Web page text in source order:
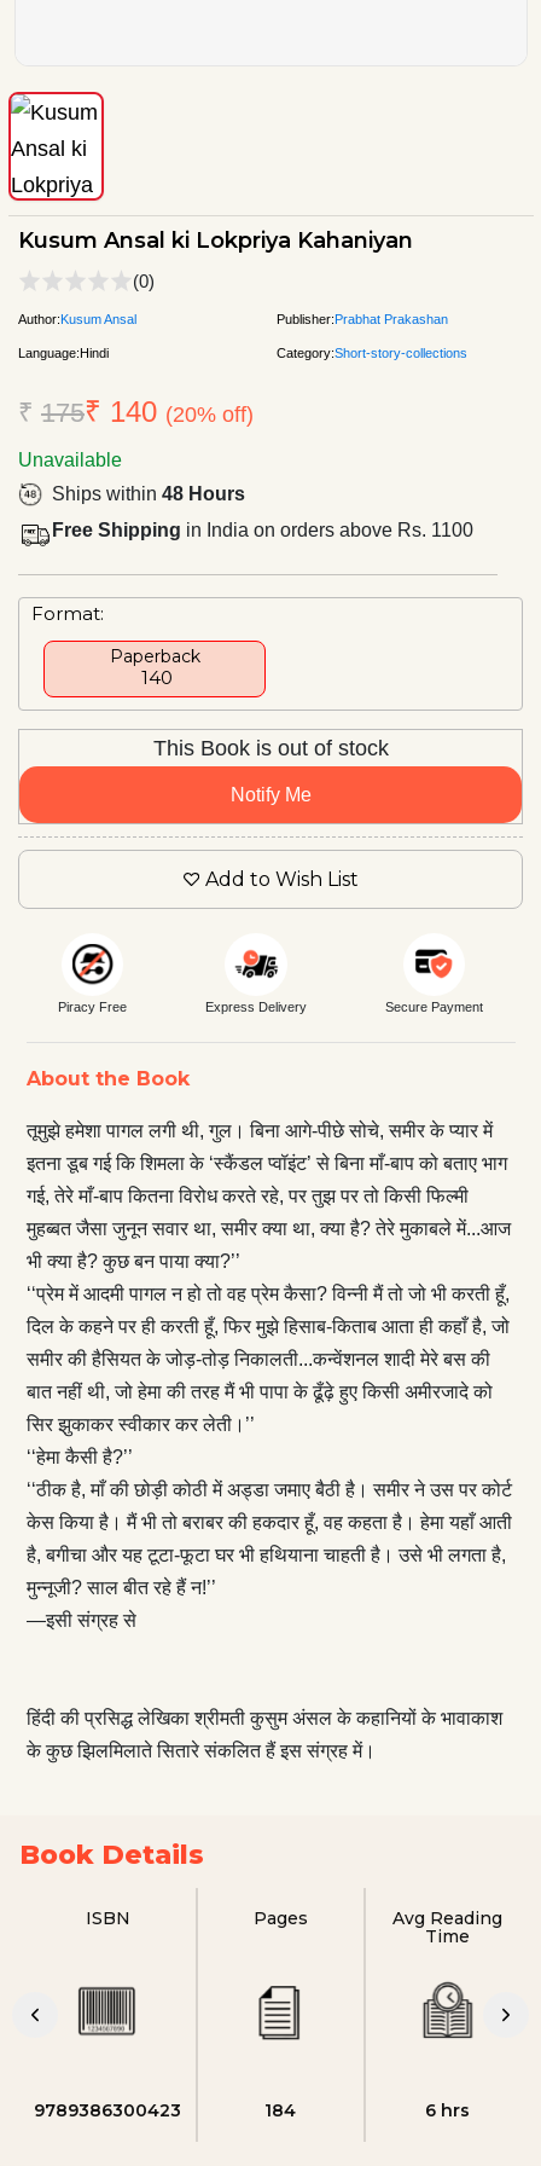
Kusum Ansal ki Lokpriya Kahaniyan
(0)
Author:Kusum Ansal Publisher:Prabhat Prakashan
Language:Hindi Category:Short-story-collections
₹ 175₹ 140 (20% off)
Unavailable
Ships within 48 Hours
Free Shipping in India on orders above Rs. 1100
Format:
Paperback
₹ 140
This Book is out of stock
Notify Me
Add to Wish List
Piracy Free Express Delivery Secure Payment
About the Book
तूमुझे हमेशा पागल लगी थी, गुल। बिना आगे-पीछे सोचे, समीर के प्यार में
इतना डूब गई कि शिमला के ‘स्कैंडल प्वॉइंट’ से बिना माँ-बाप को बताए भाग
गई, तेरे माँ-बाप कितना विरोध करते रहे, पर तुझ पर तो किसी फिल्मी
मुहब्बत जैसा जुनून सवार था, समीर क्या था, क्या है? तेरे मुकाबले में...आज
भी क्या है? कुछ बन पाया क्या?’’
‘‘प्रेम में आदमी पागल न हो तो वह प्रेम कैसा? विन्नी मैं तो जो भी करती हूँ,
दिल के कहने पर ही करती हूँ, फिर मुझे हिसाब-किताब आता ही कहाँ है, जो
समीर की हैसियत के जोड़-तोड़ निकालती...कन्वेंशनल शादी मेरे बस की
बात नहीं थी, जो हेमा की तरह मैं भी पापा के ढूँढ़े हुए किसी अमीरजादे को
सिर झुकाकर स्वीकार कर लेती।’’
‘‘हेमा कैसी है?’’
‘‘ठीक है, माँ की छोड़ी कोठी में अड्डा जमाए बैठी है। समीर ने उस पर कोर्ट
केस किया है। मैं भी तो बराबर की हकदार हूँ, वह कहता है। हेमा यहाँ आती
है, बगीचा और यह टूटा-फूटा घर भी हथियाना चाहती है। उसे भी लगता है,
मुन्नूजी? साल बीत रहे हैं न!’’
—इसी संग्रह से
हिंदी की प्रसिद्ध लेखिका श्रीमती कुसुम अंसल के कहानियों के भावाकाश
के कुछ झिलमिलाते सितारे संकलित हैं इस संग्रह में।
Book Details
ISBN
9789386300423
Pages
184
Avg Reading
Time
6 hrs